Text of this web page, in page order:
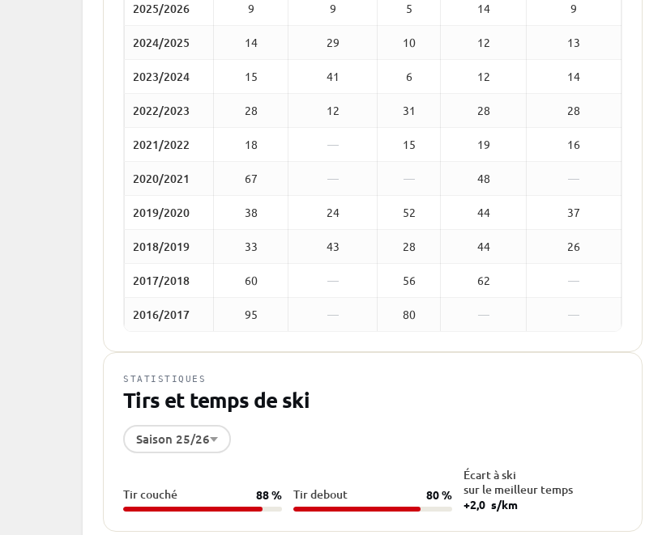
2025/2026 9 9 5 14 9
2024/2025 14 29 10 12 13
2023/2024 15 41 6 12 14
2022/2023 28 12 31 28 28
2021/2022 18 — 15 19 16
2020/2021 67 — — 48 —
2019/2020 38 24 52 44 37
2018/2019 33 43 28 44 26
2017/2018 60 — 56 62 —
2016/2017 95 — 80 — —
STATISTIQUES
Tirs et temps de ski
Saison 25/26
Tir couché 88 % Tir debout 80 %
Écart à ski
sur le meilleur temps
+2,0 s/km